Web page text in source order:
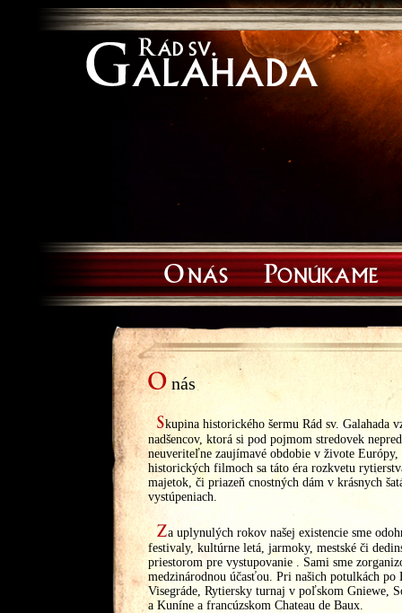
O nás Ponúkame
O nás
Skupina historického šermu Rád sv. Galahada
nadšencov, ktorá si pod pojmom stredovek
neuveriteľne zaujímavé obdobie v živote
historických filmoch sa táto éra rozkvetu
majetok, či priazeň cnostných dám v krásnych
vystúpeniach.
Za uplynulých rokov našej existencie sme
festivaly, kultúrne letá, jarmoky, mestské či
priestorom pre vystupovanie . Sami sme
medzinárodnou účasťou. Pri našich potulkách
Visegráde, Rytiersky turnaj v poľskom Gniewe,
a Kuníne a francúzskom Chateau de Baux.